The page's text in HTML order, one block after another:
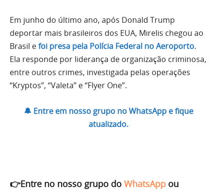
Em junho do último ano, após Donald Trump
deportar mais brasileiros dos EUA, Mirelis chegou ao
Brasil efoi presa pela Polícia Federal no Aeroporto.
Ela responde por liderança de organização criminosa,
entre outros crimes, investigada pelas operações
“Kryptos”, “Valeta” e “Flyer One”.
🔔 Entre em nosso grupo no WhatsApp e fique
atualizado.
👉Entre no nosso grupo do WhatsApp ou